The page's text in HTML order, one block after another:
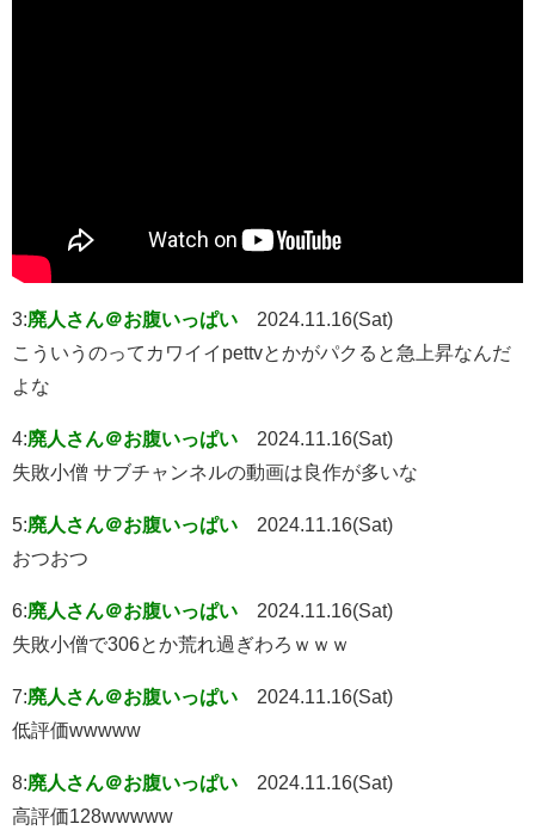
3:廃人さん＠お腹いっぱい
2024.11.16(Sat)
こういうのってカワイイpettvとかがパクると急上昇なんだ
よな
4:廃人さん＠お腹いっぱい
2024.11.16(Sat)
失敗小僧 サブチャンネルの動画は良作が多いな
5:廃人さん＠お腹いっぱい
2024.11.16(Sat)
おつおつ
6:廃人さん＠お腹いっぱい
2024.11.16(Sat)
失敗小僧で306とか荒れ過ぎわろｗｗｗ
7:廃人さん＠お腹いっぱい
2024.11.16(Sat)
低評価wwwww
8:廃人さん＠お腹いっぱい
2024.11.16(Sat)
高評価128wwwww